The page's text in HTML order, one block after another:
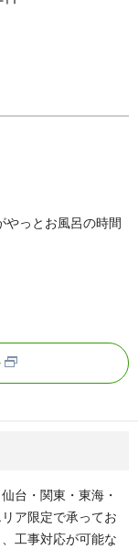
やっとお風呂の時間
台・関東・東海・
ア限定で承ってお
工事対応が可能な